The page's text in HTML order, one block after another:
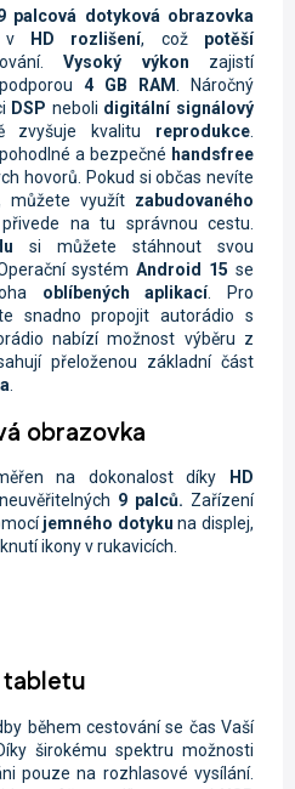
palcová dotyková obrazovka
v
HD rozlišení, což potěší
Vysoký výkon zajistí
4 GB RAM
. Náročný
DSP neboli digitální signálový
zvyšuje kvalitu reprodukce
a bezpečné handsfree
hovorů. Pokud si občas nevíte
můžete využít zabudovaného
na tu správnou cestu.
si můžete stáhnout svou
Operační systémAndroid 15 se
oblíbených aplikací. Pro
snadno propojit autorádio s
nabízí možnost výběru z
přeloženou základní část
obrazovka
na dokonalost díky
HD
9 palců. Zařízení
jemného dotyku na displej,
ikony v rukavicích.
tabletu
během cestování se čas Vaší
širokému spektru možnosti
pouze na rozhlasové vysílání.